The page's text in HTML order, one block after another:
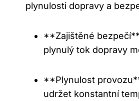
plynulosti dopravy a
**Zajištěné
plynulý tok dopravy
**Plynulost
udržet konstantní